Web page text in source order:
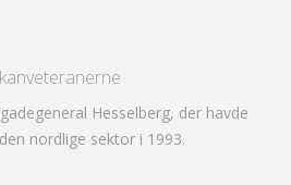
Hesselberg, der havde
nordlige sektor i 1993.